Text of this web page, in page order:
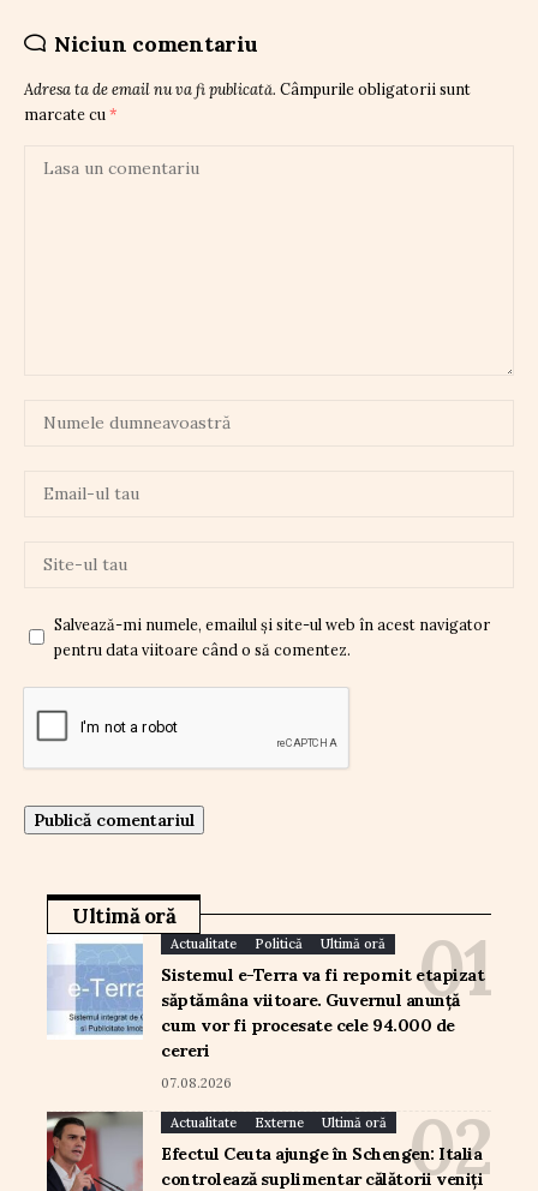
Niciun comentariu
Adresa ta de email nu va fi publicată. Câmpurile obligatorii sunt
marcate cu *
Salvează-mi numele, emailul și site-ul web în acest navigator
pentru data viitoare când o să comentez.
Ultimă oră
Actualitate Politică Ultimă oră
Sistemul e-Terra va fi repornit etapizat
săptămâna viitoare. Guvernul anunță
cum vor fi procesate cele 94.000 de
cereri
07.08.2026
Actualitate Externe Ultimă oră
Efectul Ceuta ajunge în Schengen: Italia
controlează suplimentar călătorii veniți